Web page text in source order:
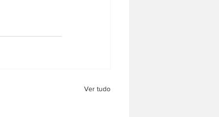
Ver tudo